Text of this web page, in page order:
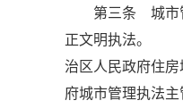
第三条 城市管
正文明执法。
治区人民政府住
府城市管理执法